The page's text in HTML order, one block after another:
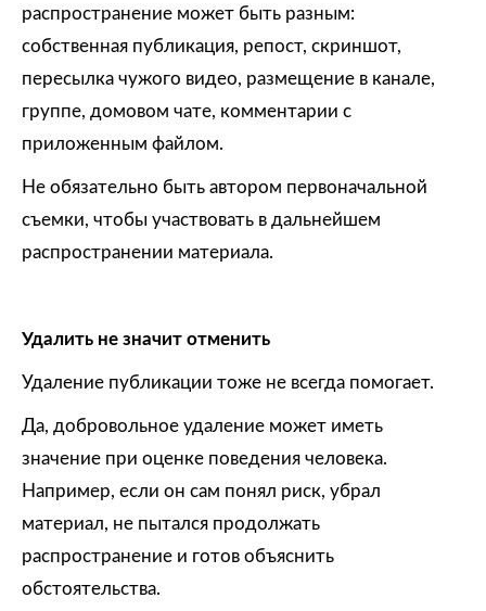
распространение может быть разным:
собственная публикация, репост, скриншот,
пересылка чужого видео, размещение в канале,
группе, домовом чате, комментарии с
приложенным файлом.
Не обязательно быть автором первоначальной
съемки, чтобы участвовать в дальнейшем
распространении материала.
Удалить не значит отменить
Удаление публикации тоже не всегда помогает.
Да, добровольное удаление может иметь
значение при оценке поведения человека.
Например, если он сам понял риск, убрал
материал, не пытался продолжать
распространение и готов объяснить
обстоятельства.